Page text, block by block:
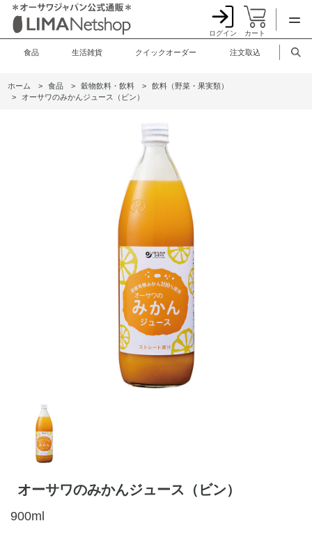
ログイン カート
食品 生活雑貨 クイックオーダー 注文取込
ホーム > 食品 > 穀物飲料・飲料 >
飲料（野菜・果実類）
>
オーサワのみかんジュース（ビン）
オーサワのみかんジュース（ビン）
900ml